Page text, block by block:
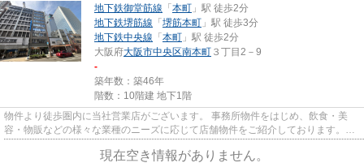
地下鉄御堂筋線 「本町 」駅 徒歩2分
地下鉄堺筋線 「堺筋本町 」駅 徒歩3分
地下鉄中央線 「本町 」駅 徒歩2分
大阪府大阪市中央区南本町 ３丁目2－9
-
築年数：築46年
階数：10階建 地下1階
物件より徒歩圏内に当社営業店がございます。 事務所物件をはじめ、飲食・美
容・物販などの様々な業種のニーズに応じて店舗物件をご紹介しております。
尚、弊社ではおとり広告は一切...
現在空き情報がありません。